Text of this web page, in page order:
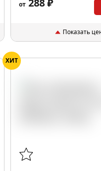
от 288 ₽
Показать
ХИТ